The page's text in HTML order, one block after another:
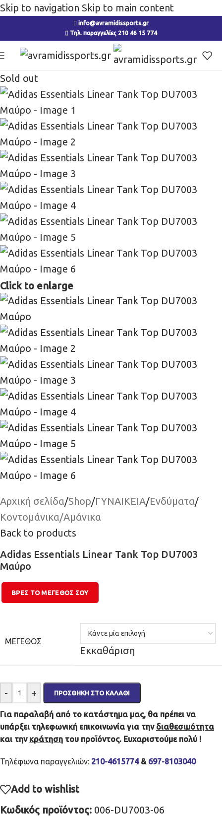
Skip to navigation Skip to main content
info@avramidissports.gr
Τηλ. παραγγελίες 210 46 15 774
Sold out
Click to enlarge
Αρχική σελίδα/Shop/ΓΥΝΑΙΚΕΙΑ/Ενδύματα/
Κοντομάνικα/Αμάνικα
Back to products
Adidas Essentials Linear Tank Top DU7003
Μαύρο
ΒΡΕΣ ΤΟ ΜΕΓΕΘΌΣ ΣΟΥ
ΜΈΓΕΘΟΣ
Εκκαθάριση
- + ΠΡΟΣΘΉΚΗ ΣΤΟ ΚΑΛΆΘΙ
Για παραλαβή από το κατάστημα μας, θα πρέπει να
υπάρξει τηλεφωνική επικοινωνία για την διαθεσιμότητα
και την κράτηση του προϊόντος. Ευχαριστούμε πολύ !
Τηλέφωνα παραγγελιών: 210-4615774& 697-8103040
Add to wishlist
Κωδικός προϊόντος: 006-DU7003-06